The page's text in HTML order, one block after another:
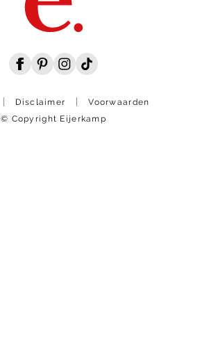
Disclaimer
Voorwaarden
© Copyright Eijerkamp